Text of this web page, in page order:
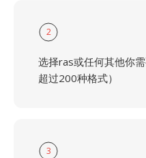
2
选择ras或任何其他你
超过200种格式）
3